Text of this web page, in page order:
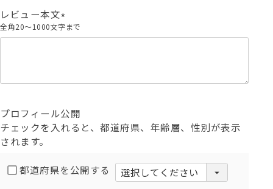
レビュー本文
(
全角20～1000文字まで
プロフィール公開
チェックを入れると、都道府県、年齢層、性別が表示
されます。
都道府県を公開する